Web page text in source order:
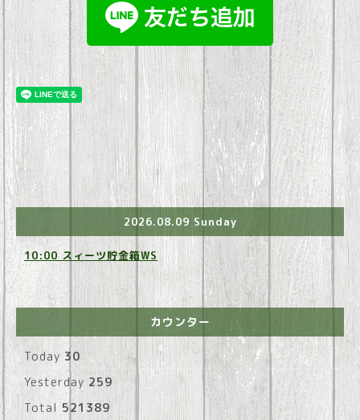
2026.08.09 Sunday
10:00 スィーツ貯金箱WS
カウンター
Today 30
Yesterday 259
Total 521389